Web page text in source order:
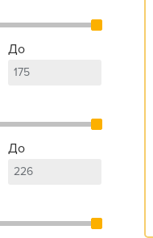
До
До